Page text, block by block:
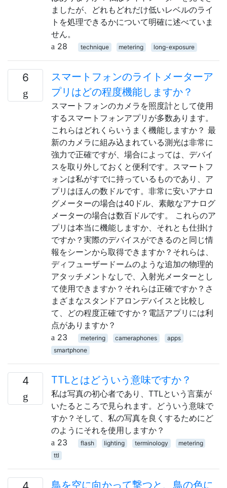
ましたが、どれもどれだけ低いレベルのライ
トを処理できるかについて明確に述べていま
せん。
28
technique metering long-exposure
6
スマートフォンのライトメーターア
プリはどの程度機能しますか？
スマートフォンのカメラを照度計として使用
するスマートフォンアプリが多数あります。
これらはどれくらいうまく機能しますか？ 最
新のカメラに組み込まれている測光は非常に
強力で正確ですが、場合によっては、デバイ
スを取り外しておくと便利です。スマートフ
ォンは私がすでに持っているものであり、ア
プリはほんの数ドルです。非常に安いアナロ
グメーターの場合は40ドル、素敵なアナログ
メーターの場合は数百ドルです。 これらのア
プリは本当に機能しますか、それとも仕掛け
ですか？実際のデバイスができるのと同じ情
報をシーンから取得できますか？それらは、
ディフューザードームのような追加の物理的
アタッチメントなしで、入射光メーターとし
て使用できますか？それらは正確ですか？さ
まざまなスタンドアロンデバイスと比較し
て、どの程度正確ですか？電話アプリには利
点がありますか？
23
metering cameraphones
apps
smartphone
4 TTLとはどういう意味ですか？
私は写真の初心者であり、TTLという言葉が
いたるところで見られます。どういう意味で
すか？そして、私の写真を良くするためにど
のようにそれを使用しますか？
23
flash lighting terminology
metering
ttl
鳥を空に向かって撃つと、鳥の色に